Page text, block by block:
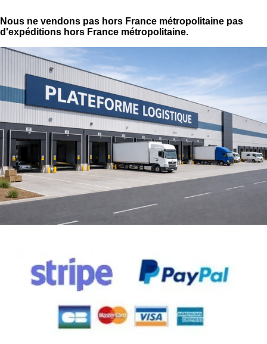
Nous ne vendons pas hors France métropolitaine pas
d'expéditions hors France métropolitaine.